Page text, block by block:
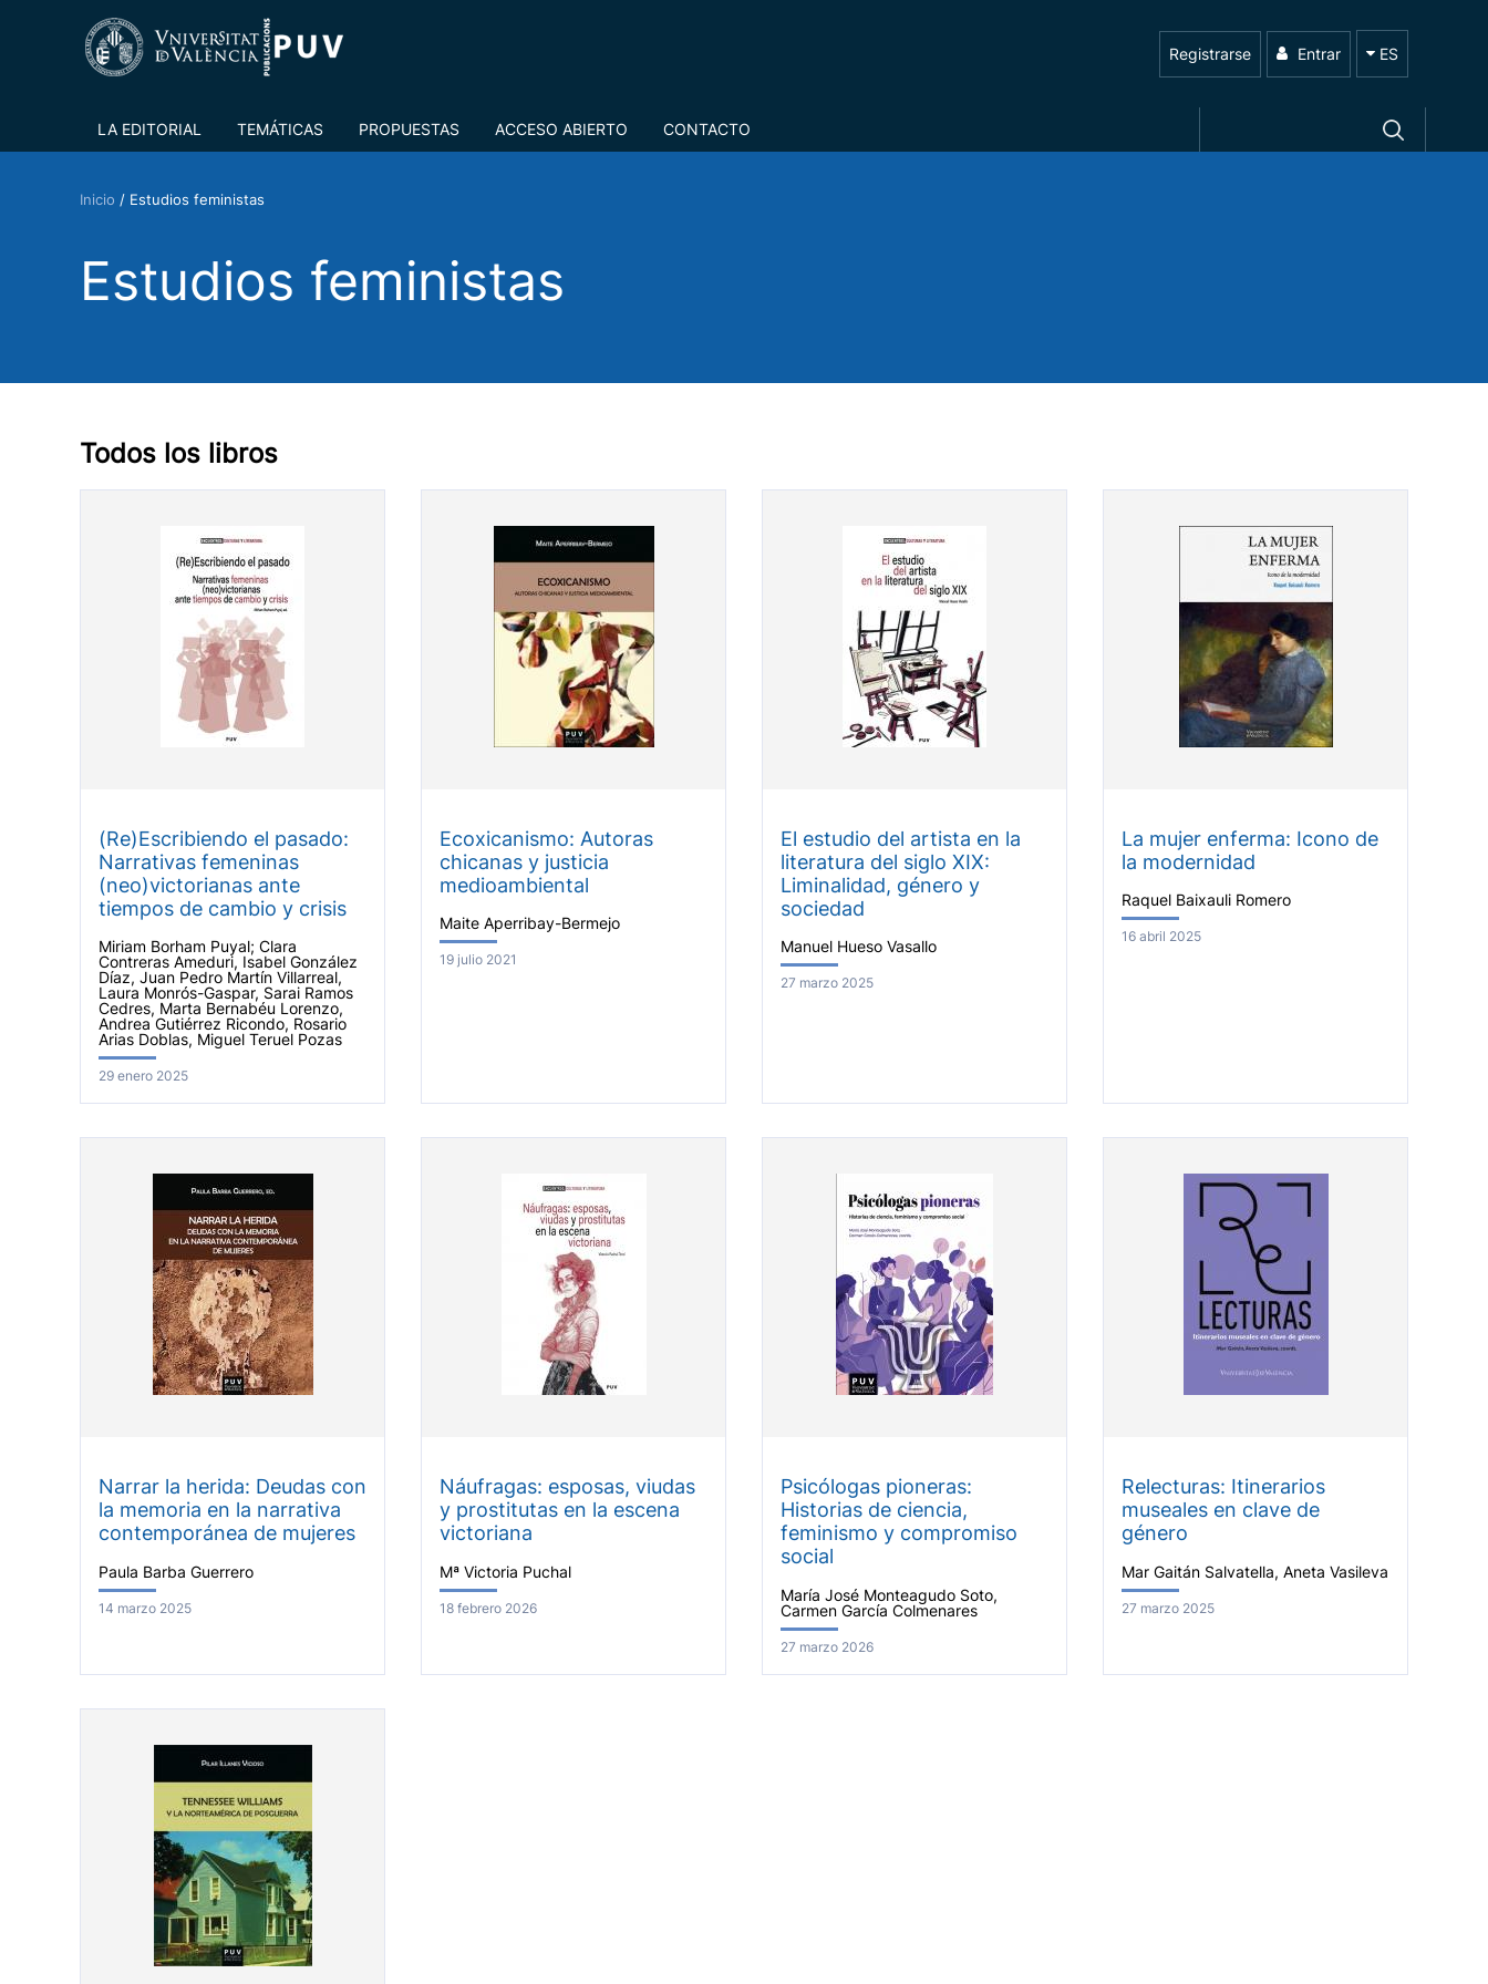
Registrarse Entrar ES
LA EDITORIAL TEMÁTICAS PROPUESTAS ACCESO ABIERTO CONTACTO
Inicio / Estudios feministas
Estudios feministas
Todos los libros
(Re)Escribiendo el pasado:
Narrativas femeninas
(neo)victorianas ante
tiempos de cambio y crisis
Miriam Borham Puyal; Clara
Contreras Ameduri, Isabel González
Díaz, Juan Pedro Martín Villarreal,
Laura Monrós-Gaspar, Sarai Ramos
Cedres, Marta Bernabéu Lorenzo,
Andrea Gutiérrez Ricondo, Rosario
Arias Doblas, Miguel Teruel Pozas
29 enero 2025
Ecoxicanismo: Autoras
chicanas y justicia
medioambiental
Maite Aperribay-Bermejo
19 julio 2021
El estudio del artista en la
literatura del siglo XIX:
Liminalidad, género y
sociedad
Manuel Hueso Vasallo
27 marzo 2025
La mujer enferma: Icono de
la modernidad
Raquel Baixauli Romero
16 abril 2025
Narrar la herida: Deudas con
la memoria en la narrativa
contemporánea de mujeres
Paula Barba Guerrero
14 marzo 2025
Náufragas: esposas, viudas
y prostitutas en la escena
victoriana
Mª Victoria Puchal
18 febrero 2026
Psicólogas pioneras:
Historias de ciencia,
feminismo y compromiso
social
María José Monteagudo Soto,
Carmen García Colmenares
27 marzo 2026
Relecturas: Itinerarios
museales en clave de
género
Mar Gaitán Salvatella, Aneta Vasileva
27 marzo 2025